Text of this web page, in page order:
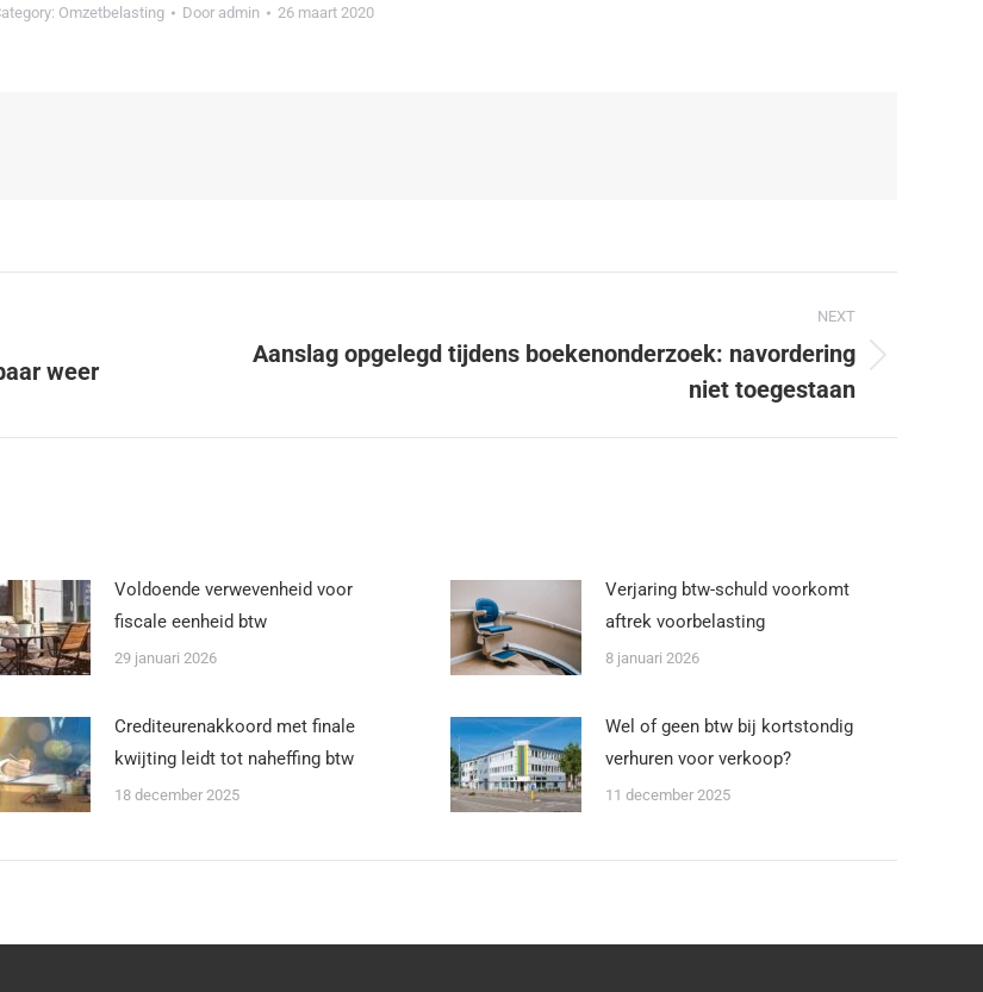
Omzetbelasting Door admin 26 maart 2020
weer
NEXT
Aanslag opgelegd tijdens boekenonderzoek: navordering
niet toegestaan
Voldoende verwevenheid voor
fiscale eenheid btw
29 januari 2026
Verjaring btw-schuld voorkomt
aftrek voorbelasting
8 januari 2026
Crediteurenakkoord met finale
kwijting leidt tot naheffing btw
18 december 2025
Wel of geen btw bij kortstondig
verhuren voor verkoop?
11 december 2025